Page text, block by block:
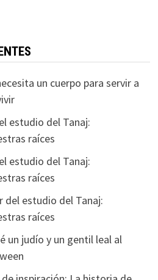
un cuerpo para servir a
estudio del Tanaj:
raíces
estudio del Tanaj:
raíces
del estudio del Tanaj:
raíces
un judío y un gentil leal al